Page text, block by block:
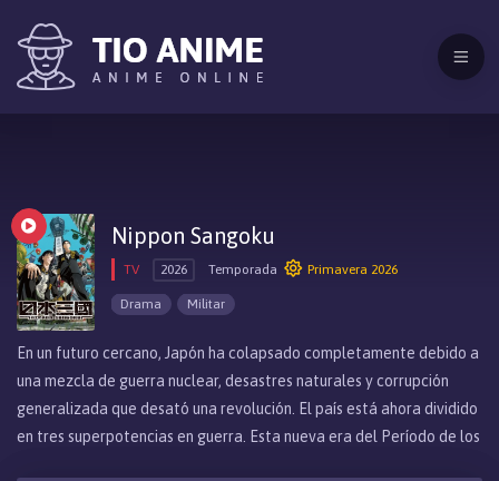
Nippon Sangoku
TV 2026 Temporada Primavera 2026
Drama Militar
En un futuro cercano, Japón ha colapsado completamente debido a
una mezcla de guerra nuclear, desastres naturales y corrupción
generalizada que desató una revolución. El país está ahora dividido
en tres superpotencias en guerra. Esta nueva era del Período de los